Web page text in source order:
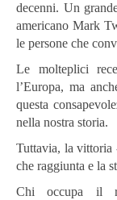
decenni. Un
americano Mark
le persone che
Le molteplici
l’Europa, ma
questa
nella nostra storia.
Tuttavia, la vittoria
che raggiunta e la
Chi occupa il